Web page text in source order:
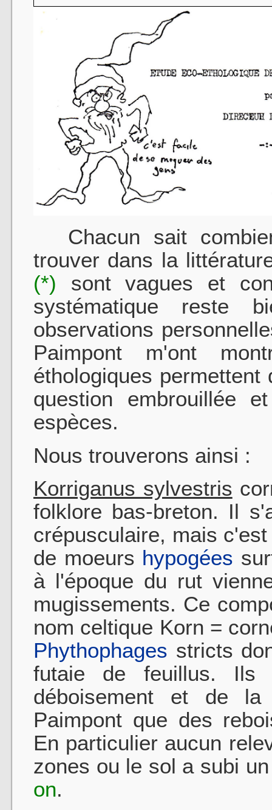
Chacun sait
trouver dans la
(*) sont vagues et
systématique reste
observations
Paimpont m'ont
éthologiques
question embrouillée
espèces.
Nous trouverons ainsi :
Korriganus sylvestris
folklore bas-breton. Il
crépusculaire, mais
de moeurs hypogées
à l'époque du rut
mugissements. Ce
nom celtique Korn =
Phythophages stricts
futaie de feuillus. Ils
déboisement et de
Paimpont que des
En particulier aucun
zones ou le sol a subi
on.